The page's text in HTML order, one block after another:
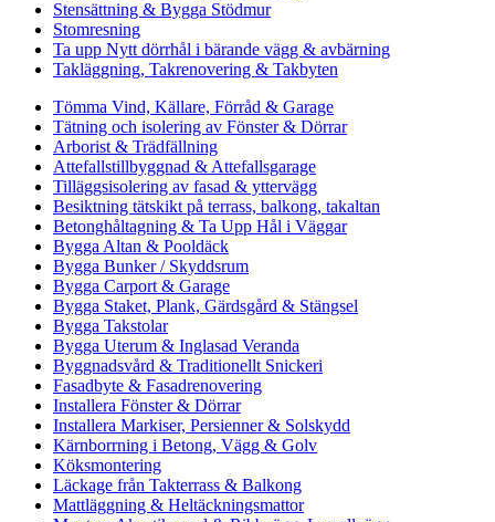
Stensättning & Bygga Stödmur
Stomresning
Ta upp Nytt dörrhål i bärande vägg & avbärning
Takläggning, Takrenovering & Takbyten
Tömma Vind, Källare, Förråd & Garage
Tätning och isolering av Fönster & Dörrar
Arborist & Trädfällning
Attefallstillbyggnad & Attefallsgarage
Tilläggsisolering av fasad & yttervägg
Besiktning tätskikt på terrass, balkong, takaltan
Betonghåltagning & Ta Upp Hål i Väggar
Bygga Altan & Pooldäck
Bygga Bunker / Skyddsrum
Bygga Carport & Garage
Bygga Staket, Plank, Gärdsgård & Stängsel
Bygga Takstolar
Bygga Uterum & Inglasad Veranda
Byggnadsvård & Traditionellt Snickeri
Fasadbyte & Fasadrenovering
Installera Fönster & Dörrar
Installera Markiser, Persienner & Solskydd
Kärnborrning i Betong, Vägg & Golv
Köksmontering
Läckage från Takterrass & Balkong
Mattläggning & Heltäckningsmattor